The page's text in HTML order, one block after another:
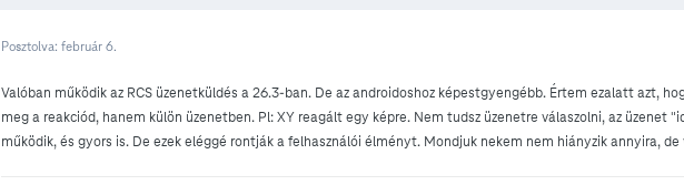
Posztolva: február 6.
Valóban működik az RCS üzenetküldés a 26.3-ban. De az androidoshoz képestgyengébb. Értem ezalatt azt,
meg a reakciód, hanem külön üzenetben. Pl: XY reagált egy képre. Nem tudsz üzenetre válaszolni, az üzenet
működik, és gyors is. De ezek eléggé rontják a felhasználói élményt. Mondjuk nekem nem hiányzik annyira,